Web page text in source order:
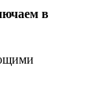
в